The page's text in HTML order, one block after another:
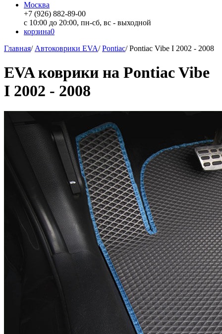
Москва
+7 (926) 882-89-00
с 10:00 до 20:00, пн-сб, вс - выходной
корзина0
Главная/ Автоковрики EVA/Pontiac/Pontiac Vibe I 2002 - 2008
EVA коврики на Pontiac Vibe
I 2002 - 2008